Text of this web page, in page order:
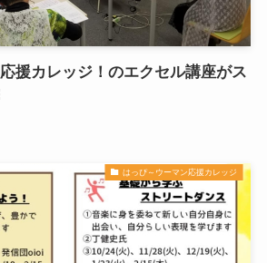
援カレッジ！のエクセル講座がス
はっぴ～ウーマン応援カレッジ